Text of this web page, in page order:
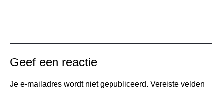
Geef een reactie
Je e-mailadres wordt niet gepubliceerd. Vereiste velden